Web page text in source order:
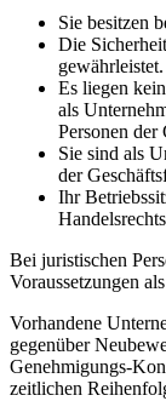
Sie besitzen
Die
gewährleistet.
Es liegen
als
Personen der
Sie sind als
der
Ihr
Bei juristischen
Voraussetzungen
Vorhandene
gegenüber
Genehmigungs-
zeitlichen